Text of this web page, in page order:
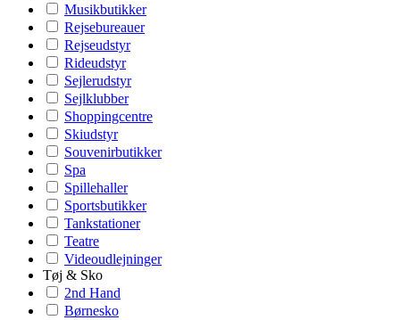
Musikbutikker
Rejsebureauer
Rejseudstyr
Rideudstyr
Sejlerudstyr
Sejlklubber
Shoppingcentre
Skiudstyr
Souvenirbutikker
Spa
Spillehaller
Sportsbutikker
Tankstationer
Teatre
Videoudlejninger
Tøj & Sko
2nd Hand
Børnesko